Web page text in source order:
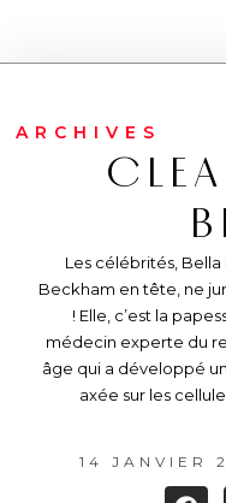
ARCHIVES
Les célébrités,
Beckham en tête, ne
! Elle, c’est la
médecin experte du
âge qui a développé
axée sur les
14 JANVIER